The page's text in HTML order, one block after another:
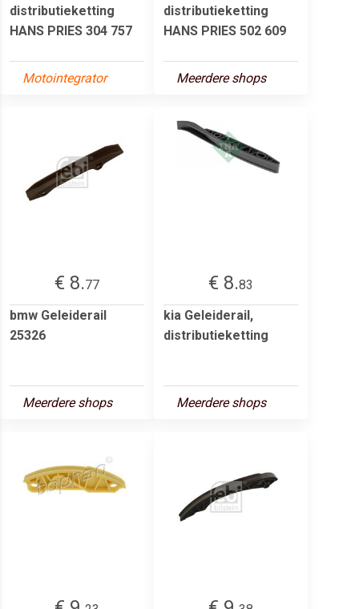
distributieketting
HANS PRIES 304 757
Motointegrator
distributieketting
HANS PRIES 502 609
Meerdere shops
€ 8.77
bmw Geleiderail
25326
Meerdere shops
€ 8.83
kia Geleiderail,
distributieketting
Meerdere shops